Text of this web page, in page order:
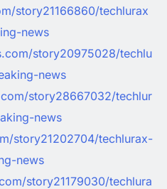
story21166860/techlurax
news
story20975028/techlu
news
story28667032/techlur
news
story21202704/techlurax-
news
story21179030/techlura